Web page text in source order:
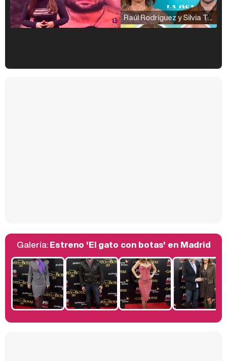
Raúl Rodríguez y Silvia Taulés nos cuentan su papel en 'La familia de la tele'
Belén Esteban: "Estoy emocionada, muy contenta y muy feliz por llegar a RTVE"
Manu Baqueiro: "Tuve como referente a Bruce Willis en 'Luz de Luna' para mi trabajo en la serie 'Perdiendo el juicio'"
Galería:Estreno 'El gato con botas' en Madrid